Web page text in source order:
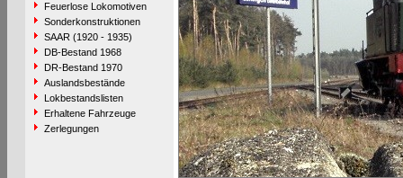
Feuerlose Lokomotiven
Sonderkonstruktionen
SAAR (1920 - 1935)
DB-Bestand 1968
DR-Bestand 1970
Auslandsbestände
Lokbestandslisten
Erhaltene Fahrzeuge
Zerlegungen